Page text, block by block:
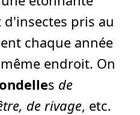
pris au
chaque année
endroit. On
s de
de rivage, etc.